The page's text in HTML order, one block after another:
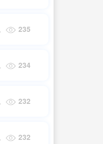
235
234
232
232